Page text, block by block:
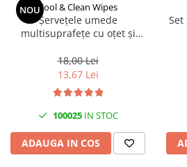
Auto
Bucatarii de vara Tuozi
Articole ambalare
Articole bucatarie
Articole mobila
Articole organizare
Articole Sportive
NOUCool & Clean Wipes
Șervețele umede
multisuprafețe cu oțet și
Clean
18,00 Lei
13,67 Lei
100025IN STOC
ADAUGA IN COS
Set